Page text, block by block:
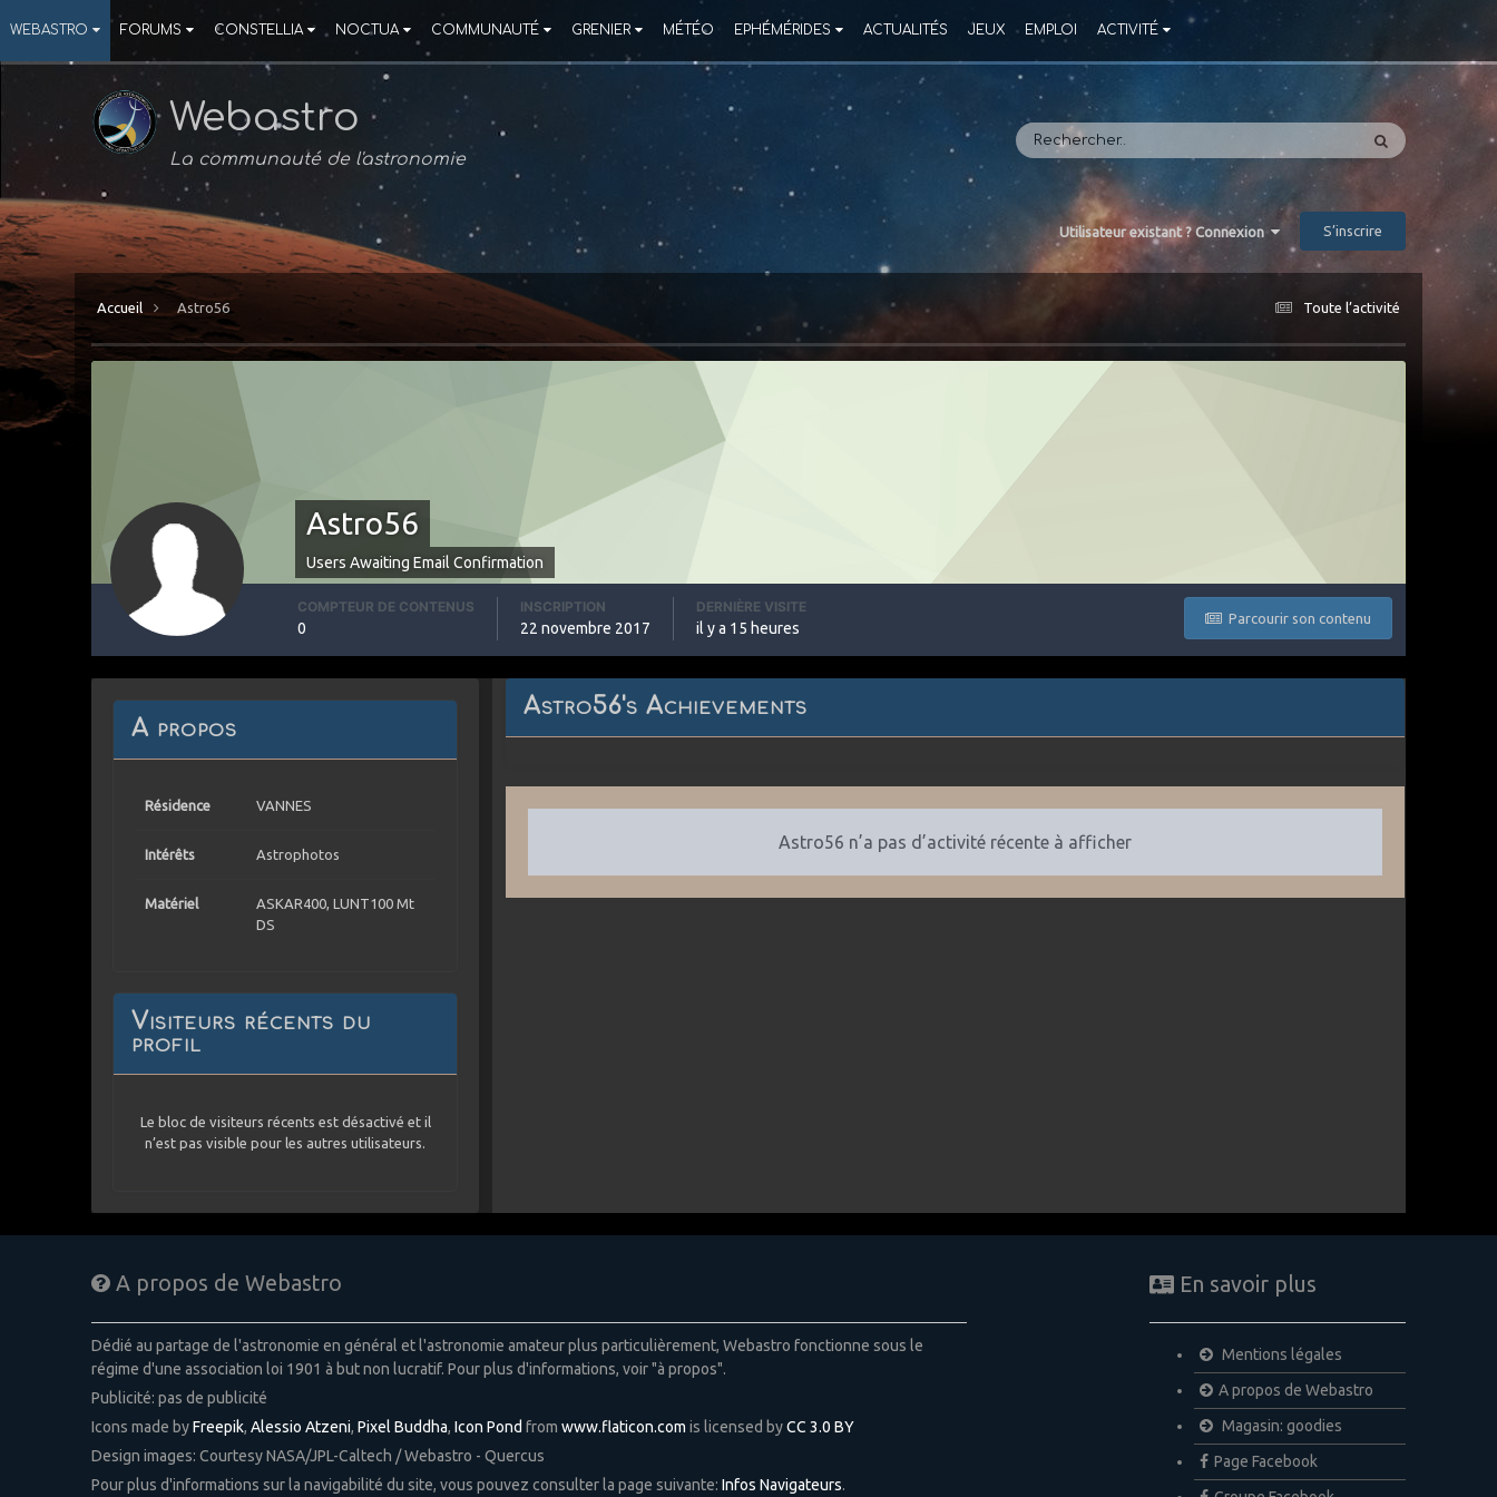
WEBASTRO FORUMS CONSTELLIA NOCTUA COMMUNAUTÉ GRENIER MÉTÉO EPHÉMÉRIDES ACTUALITÉS JEUX EMPLOI ACTIVITÉ
Webastro
La communauté de l'astronomie
Utilisateur existant ? Connexion S’inscrire
Toute l’activité
Accueil Astro56
Astro56
Users Awaiting Email Confirmation
Parcourir son contenu
COMPTEUR DE CONTENUS
0
INSCRIPTION
22 novembre 2017
DERNIÈRE VISITE
il y a 15 heures
A propos
Résidence VANNES
Intérêts Astrophotos
Matériel
ASKAR400, LUNT100 Mt
DS
Visiteurs récents du
profil
Le bloc de visiteurs récents est désactivé et il
n’est pas visible pour les autres utilisateurs.
Astro56's Achievements
Astro56 n’a pas d’activité récente à afficher
A propos de Webastro
Dédié au partage de l'astronomie en général et l'astronomie amateur plus particulièrement, Webastro fonctionne sous le
régime d'une association loi 1901 à but non lucratif. Pour plus d'informations, voir "à propos".
Publicité: pas de publicité
Icons made byFreepik, Alessio Atzeni, Pixel Buddha, Icon Pond from www.flaticon.com is licensed byCC 3.0 BY
Design images: Courtesy NASA/JPL-Caltech / Webastro - Quercus
Pour plus d'informations sur la navigabilité du site, vous pouvez consulter la page suivante: Infos Navigateurs.
En savoir plus
Mentions légales
A propos de Webastro
Magasin: goodies
Page Facebook